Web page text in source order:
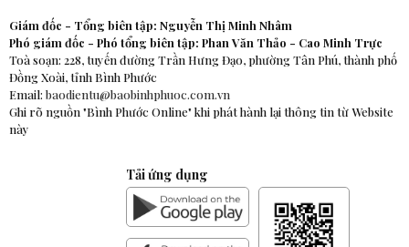
Giám đốc - Tổng biên tập: Nguyễn Thị Minh Nhâm
Phó giám đốc - Phó tổng biên tập: Phan Văn Thảo - Cao Minh Trực
Toà soạn: 228, tuyến đường Trần Hưng Đạo, phường Tân Phú, thành phố
Đồng Xoài, tỉnh Bình Phước
Email: baodientu@baobinhphuoc.com.vn
Ghi rõ nguồn "Bình Phước Online" khi phát hành lại thông tin từ Website
này
Tải ứng dụng